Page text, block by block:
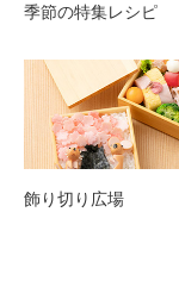
季節の特集レシピ
飾り切り広場